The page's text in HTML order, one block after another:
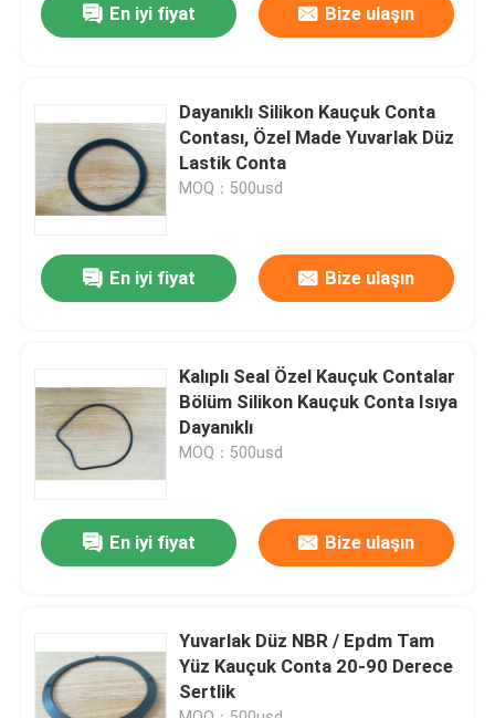
Ürün:% s
Hakkımızda
Fabrika turu
Bizimle iletişime geçin
Kauçuk yağ keçesi
Otomotiv petrol mühürler
Kamyon Yağ Contaları
En iyi fiyat Bize ulaşın
Dayanıklı Silikon Kauçuk Conta
Contası, Özel Made Yuvarlak Düz
Lastik Conta
MOQ：500usd
En iyi fiyat Bize ulaşın
Kalıplı Seal Özel Kauçuk Contalar
Bölüm Silikon Kauçuk Conta Isıya
Dayanıklı
MOQ：500usd
En iyi fiyat Bize ulaşın
Yuvarlak Düz NBR / Epdm Tam
Yüz Kauçuk Conta 20-90 Derece
Sertlik